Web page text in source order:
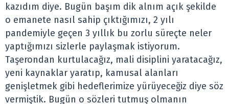
kazıdım diye. Bugün başım dik alnım açık şekilde
o emanete nasıl sahip çıktığımızı, 2 yılı
pandemiyle geçen 3 yıllık bu zorlu süreçte neler
yaptığımızı sizlerle paylaşmak istiyorum.
Taşerondan kurtulacağız, mali disiplini yaratacağız,
yeni kaynaklar yaratıp, kamusal alanları
genişletmek gibi hedeflerimize yürüyeceğiz diye söz
vermiştik. Bugün o sözleri tutmuş olmanın